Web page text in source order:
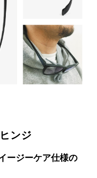
ンジ
ージーケア仕様の